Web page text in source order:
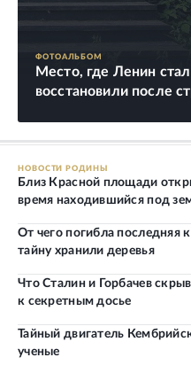
ФОТОАЛЬБОМ
Место, где Ленин
восстановили после
НОВОСТИ РОДИНЫ
Близ Красной площади
время находившийся под
От чего погибла последняя
тайну хранили деревья
Что Сталин и Горбачев
к секретным досье
Тайный двигатель
ученые